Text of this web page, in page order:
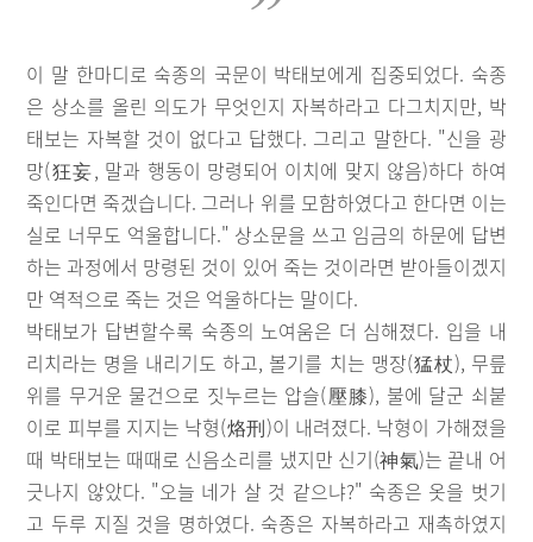
이 말 한마디로 숙종의 국문이 박태보에게 집중되었다. 숙종
은 상소를 올린 의도가 무엇인지 자복하라고 다그치지만, 박
태보는 자복할 것이 없다고 답했다. 그리고 말한다. "신을 광
망(狂妄, 말과 행동이 망령되어 이치에 맞지 않음)하다 하여
죽인다면 죽겠습니다. 그러나 위를 모함하였다고 한다면 이는
실로 너무도 억울합니다." 상소문을 쓰고 임금의 하문에 답변
하는 과정에서 망령된 것이 있어 죽는 것이라면 받아들이겠지
만 역적으로 죽는 것은 억울하다는 말이다.
박태보가 답변할수록 숙종의 노여움은 더 심해졌다. 입을 내
리치라는 명을 내리기도 하고, 볼기를 치는 맹장(猛杖), 무릎
위를 무거운 물건으로 짓누르는 압슬(壓膝), 불에 달군 쇠붙
이로 피부를 지지는 낙형(烙刑)이 내려졌다. 낙형이 가해졌을
때 박태보는 때때로 신음소리를 냈지만 신기(神氣)는 끝내 어
긋나지 않았다. "오늘 네가 살 것 같으냐?" 숙종은 옷을 벗기
고 두루 지질 것을 명하였다. 숙종은 자복하라고 재촉하였지